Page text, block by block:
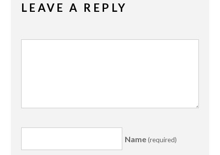
LEAVE A REPLY
Name(required)